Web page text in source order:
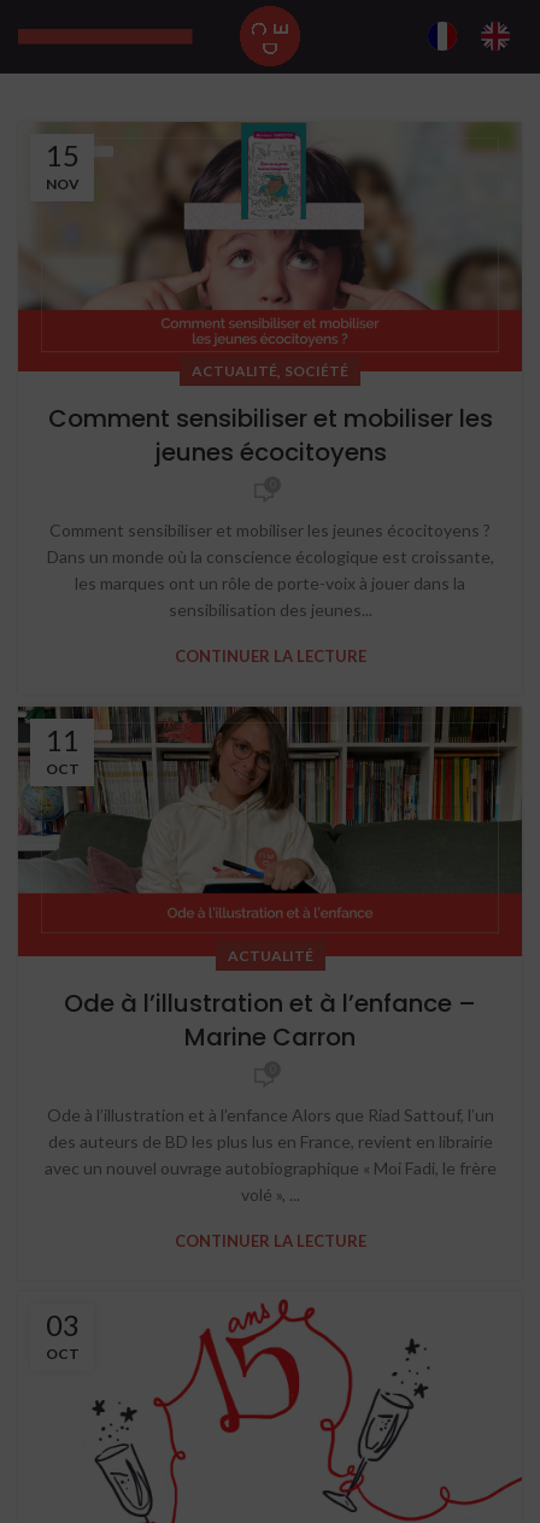
15
NOV
ACTUALITÉ, SOCIÉTÉ
Comment sensibiliser et mobiliser les
jeunes écocitoyens
Comment sensibiliser et mobiliser les jeunes écocitoyens ?
Dans un monde où la conscience écologique est croissante,
les marques ont un rôle de porte-voix à jouer dans la
sensibilisation des jeunes...
CONTINUER LA LECTURE
11
OCT
ACTUALITÉ
Ode à l’illustration et à l’enfance –
Marine Carron
Ode à l’illustration et à l’enfance Alors que Riad Sattouf, l’un
des auteurs de BD les plus lus en France, revient en librairie
avec un nouvel ouvrage autobiographique « Moi Fadi, le frère
volé », ...
CONTINUER LA LECTURE
03
OCT